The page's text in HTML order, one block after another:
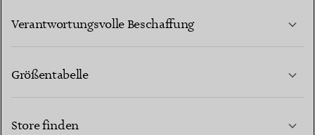
Verantwortungsvolle Beschaffung
Größentabelle
Store finden